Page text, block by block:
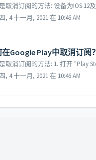
, 4 十一月, 2021 在 10:46 AM
Google Play中取消订阅？
, 4 十一月, 2021 在 10:46 AM